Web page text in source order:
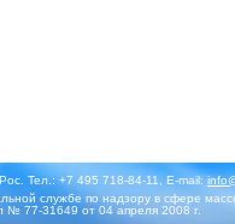
Тел.: +7 495 718-84-11, E-mail:
службе по надзору в сфере
№ 77-31649 от 04 апреля 2008 г.